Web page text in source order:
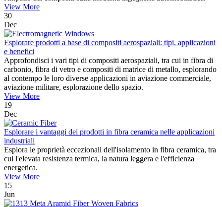
View More
30
Dec
Esplorare prodotti a base di compositi aerospaziali: tipi, applicazioni
e benefici
Approfondisci i vari tipi di compositi aerospaziali, tra cui in fibra di
carbonio, fibra di vetro e compositi di matrice di metallo, esplorando
al contempo le loro diverse applicazioni in aviazione commerciale,
aviazione militare, esplorazione dello spazio.
View More
19
Dec
Esplorare i vantaggi dei prodotti in fibra ceramica nelle applicazioni
industriali
Esplora le proprietà eccezionali dell'isolamento in fibra ceramica, tra
cui l'elevata resistenza termica, la natura leggera e l'efficienza
energetica.
View More
15
Jun